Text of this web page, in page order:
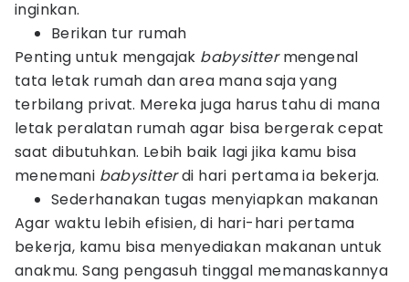
inginkan.
Berikan tur rumah
Penting untuk mengajak babysittermengenal
tata letak rumah dan area mana saja yang
terbilang privat. Mereka juga harus tahu di mana
letak peralatan rumah agar bisa bergerak cepat
saat dibutuhkan. Lebih baik lagi jika kamu bisa
menemani babysitterdi hari pertama ia bekerja.
Sederhanakan tugas menyiapkan makanan
Agar waktu lebih efisien, di hari-hari pertama
bekerja, kamu bisa menyediakan makanan untuk
anakmu. Sang pengasuh tinggal memanaskannya